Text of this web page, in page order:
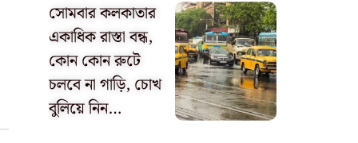
সোমবার কলকাতার
একাধিক রাস্তা বন্ধ,
কোন কোন রুটে
চলবে না গাড়ি, চোখ
বুলিয়ে নিন…